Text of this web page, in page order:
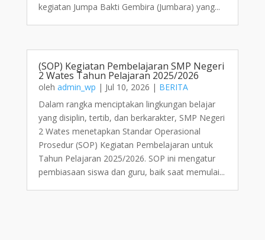
kegiatan Jumpa Bakti Gembira (Jumbara) yang...
(SOP) Kegiatan Pembelajaran SMP Negeri
2 Wates Tahun Pelajaran 2025/2026
oleh admin_wp | Jul 10, 2026 | BERITA
Dalam rangka menciptakan lingkungan belajar
yang disiplin, tertib, dan berkarakter, SMP Negeri
2 Wates menetapkan Standar Operasional
Prosedur (SOP) Kegiatan Pembelajaran untuk
Tahun Pelajaran 2025/2026. SOP ini mengatur
pembiasaan siswa dan guru, baik saat memulai...